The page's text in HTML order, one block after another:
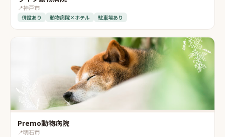
📍神戸市
併設あり 動物病院×ホテル 駐車場あり
Premo動物病院
📍明石市